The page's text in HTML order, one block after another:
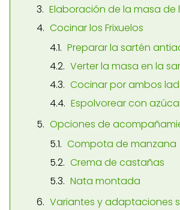
Elaboración de la masa de
Cocinar los Frixuelos
Preparar la sartén
Verter la masa en la
Cocinar por ambos
Espolvorear con
Opciones de
Compota de manzana
Crema de castañas
Nata montada
Variantes y adaptaciones